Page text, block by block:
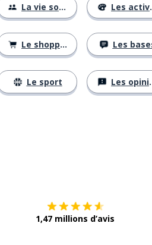
La vie sociale
Le shopping
Le sport
Les activités
Les
Les opinions
1,47 millions d’avis